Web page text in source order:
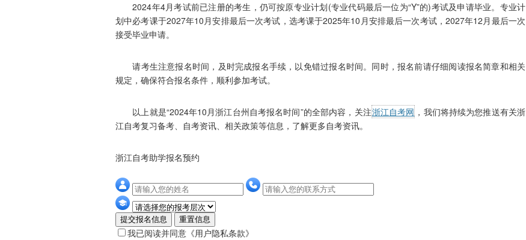
2024年4月考试前已注册的考生，仍可按原专业计划(专业代码最后一位为“Y”的)考试及申请毕业。专业计
划中必考课于2027年10月安排最后一次考试，选考课于2025年10月安排最后一次考试，2027年12月最后一次
接受毕业申请。
请考生注意报名时间，及时完成报名手续，以免错过报名时间。同时，报名前请仔细阅读报名简章和相关
规定，确保符合报名条件，顺利参加考试。
以上就是“2024年10月浙江台州自考报名时间”的全部内容，关注浙江自考网 ，我们将持续为您推送有关浙
江自考复习备考、自考资讯、相关政策等信息，了解更多自考资讯。
浙江自考助学报名预约
提交报名信息 重置信息
我已阅读并同意 《用户隐私条款》